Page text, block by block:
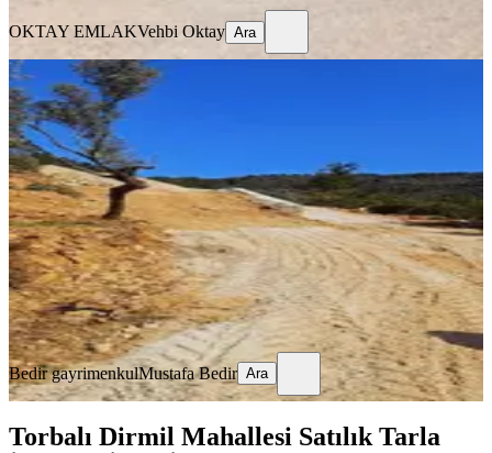
OKTAY EMLAKVehbi Oktay Ara
Torbalı Dirmilde Köye Yakin 516 M2
Torbalı, Dirmil Mahallesi
516 m²·969/m²·24.05.2025
500.000 ₺
Bedir gayrimenkulMustafa Bedir
Ara
Bedir gayrimenkulMustafa Bedir Ara
Torbalı Dirmil Mahallesi Satılık Tarla